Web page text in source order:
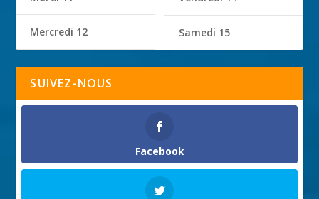
Mercredi 12 Samedi 15
SUIVEZ-NOUS
Facebook